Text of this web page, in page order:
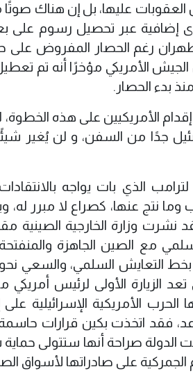
عليها، بل إن هناك صوتًا
إضافية عبر تحصيل رسوم
رغم الحصار المفروض على
الجيش الأمريكي مؤخرًا أنه تم
بدء الحصار.
الأمريكيين على هذه الخطوة،
جدًا من السفن، و لن يُغير
الذي بات يواجه
وما نتج عنها، كصراع لا مبرر له،
نشرت وزارة الخارجية الصينية
مع الصين الجاهزة
بخط التعايش السلمي، والسعي
الزيارة الأولى لرئيس
الأمريكية الإسرائيلية على
فقد اتخذت بكين قرارات
الدولة صراحة أنها ستتولى
الجمركية على صادراتها لأسواق